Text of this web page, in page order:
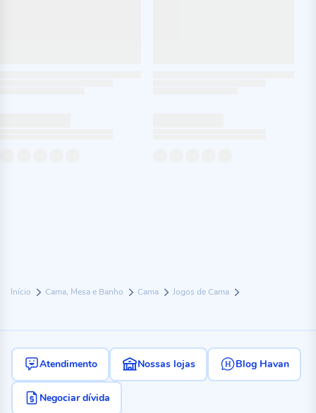
Início Cama, Mesa e Banho Cama Jogos de Cama
Atendimento Nossas lojas Blog Havan
Negociar dívida